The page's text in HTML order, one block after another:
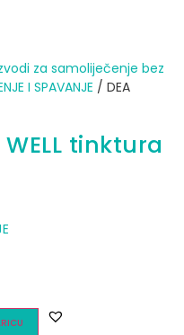
za samoliječenje bez
I SPAVANJE / DEA
WELL tinktura